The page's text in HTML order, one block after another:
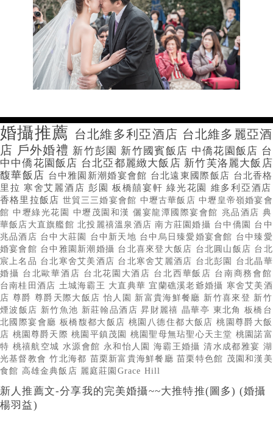
婚攝推薦 台北維多利亞酒店 台北維多麗亞酒
店 戶外婚禮 新竹彭園 新竹國賓飯店 中僑花園飯店 台
中中僑花園飯店 台北亞都麗緻大飯店 新竹芙洛麗大飯店
馥華飯店 台中雅園新潮婚宴會館 台北遠東國際飯店 台北香格
里拉 寒舍艾麗酒店 彭園板橋囍宴軒綠光花園 維多利亞酒店
香格里拉飯店 世貿三三婚宴會館 中壢古華飯店中壢皇帝嶺婚宴會
館中壢綠光花園 中壢茂園和漢儷宴龍潭國際宴會館 兆品酒店典
華飯店大直旗艦館北投麗禧溫泉酒店南方莊園婚攝 台中僑園 台中
兆品酒店 台中大莊園 台中新天地 台中烏日臻愛婚宴會館 台中臻愛
婚宴會館 台中雅園新潮婚攝 台北喜來登大飯店 台北圓山飯店 台北
宸上名品 台北寒舍艾美酒店 台北寒舍艾麗酒店 台北彭園 台北晶華
婚攝 台北歐華酒店 台北花園大酒店 台北西華飯店 台南商務會館
台南桂田酒店 土城海霸王 大直典華宜蘭礁溪老爺婚攝 寒舍艾美酒
店 尊爵 尊爵天際大飯店怡人園 新富貴海鮮餐廳 新竹喜來登 新竹
煙波飯店 新竹魚池 新莊翰品酒店昇財麗禧晶華亭 東北角板橋台
北國際宴會廳 板橋馥都大飯店桃園八德住都大飯店桃園尊爵大飯
店 桃園尊爵天際桃園平鎮茂園 桃園聖母無玷聖心天主堂 桃園諾富
特 桃禧航空城 水源會館 永和怡人園 海霸王婚攝清水成都雅宴 湖
光基督教會竹北海都 苗栗新富貴海鮮餐廳苗栗特色館 茂園和漢美
食館 高雄金典飯店 麗庭莊園Grace Hill
新人推薦文-分享我的完美婚攝~~大推特推(圖多) (婚攝
楊羽益)